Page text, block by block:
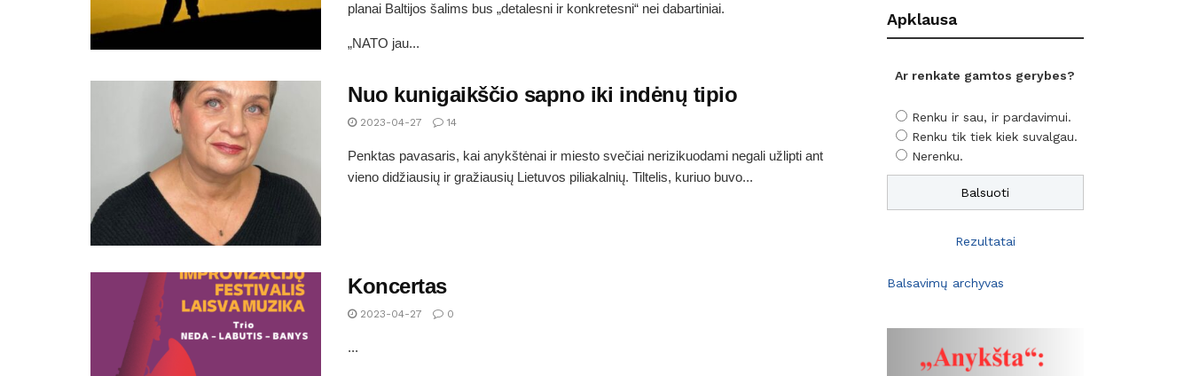
planai Baltijos šalims bus „detalesni ir konkretesni“ nei dabartiniai.
„NATO jau...
Nuo kunigaikščio sapno iki indėnų tipio
2023-04-27 14
Penktas pavasaris, kai anykštėnai ir miesto svečiai nerizikuodami negali užlipti ant
vieno didžiausių ir gražiausių Lietuvos piliakalnių. Tiltelis, kuriuo buvo...
Koncertas
2023-04-27 0
...
Apklausa
Ar renkate gamtos gerybes?
Renku ir sau, ir pardavimui.
Renku tik tiek kiek suvalgau.
Nerenku.
Rezultatai
Balsavimų archyvas